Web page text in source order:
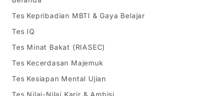
Tes Kepribadian MBTI & Gaya Belajar
Tes IQ
Tes Minat Bakat (RIASEC)
Tes Kecerdasan Majemuk
Tes Kesiapan Mental Ujian
Tes Nilai-Nilai Karir & Ambisi